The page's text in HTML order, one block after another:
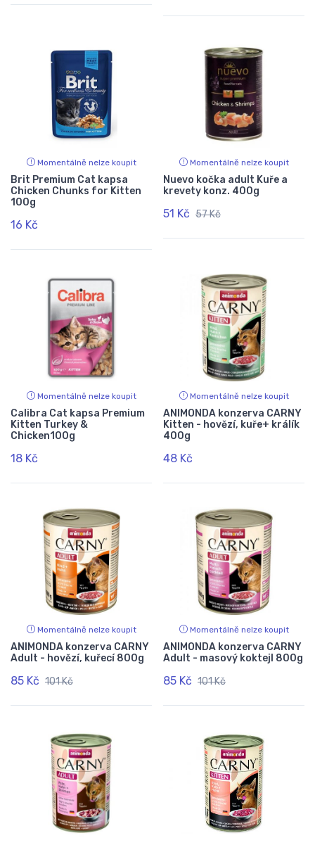
Momentálně nelze koupit
Brit Premium Cat kapsa
Chicken Chunks for Kitten
100g
16 Kč
Momentálně nelze koupit
Nuevo kočka adult Kuře a
krevety konz. 400g
51 Kč 57 Kč
Momentálně nelze koupit
Calibra Cat kapsa Premium
Kitten Turkey &
Chicken100g
18 Kč
Momentálně nelze koupit
ANIMONDA konzerva CARNY
Kitten - hovězí, kuře+ králík
400g
48 Kč
Momentálně nelze koupit
ANIMONDA konzerva CARNY
Adult - hovězí, kuřecí 800g
85 Kč 101 Kč
Momentálně nelze koupit
ANIMONDA konzerva CARNY
Adult - masový koktejl 800g
85 Kč 101 Kč